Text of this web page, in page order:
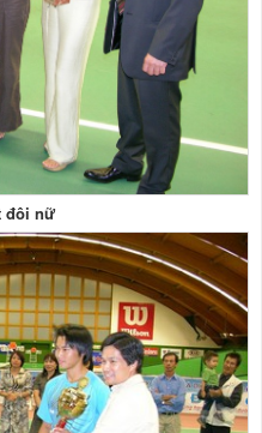
đôi nữ